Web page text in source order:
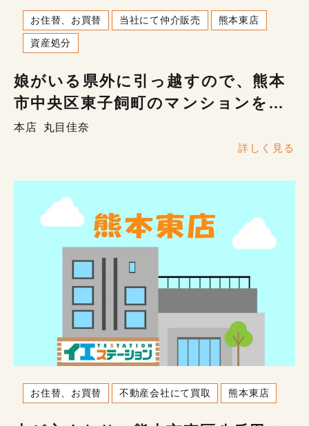
お住替、お買替 当社にて仲介販売 熊本東店
資産処分
娘がいる県外に引っ越すので、熊本
市中央区東子飼町のマンションを売
りたい
本店 丸目佳奈
詳しく見る
お住替、お買替 不動産会社にて買取 熊本東店